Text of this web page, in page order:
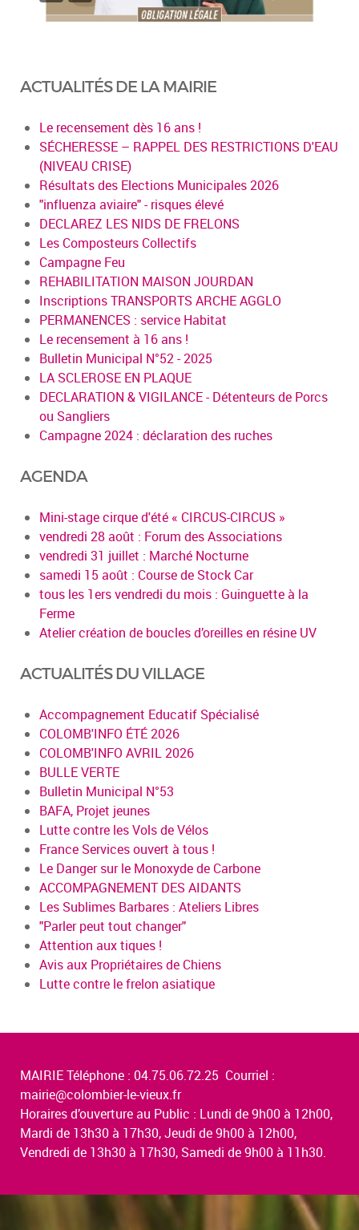
ACTUALITÉS DE LA MAIRIE
Le recensement dès 16 ans !
SÉCHERESSE – RAPPEL DES RESTRICTIONS D'EAU
(NIVEAU CRISE)
Résultats des Elections Municipales 2026
"influenza aviaire" - risques élevé
DECLAREZ LES NIDS DE FRELONS
Les Composteurs Collectifs
Campagne Feu
REHABILITATION MAISON JOURDAN
Inscriptions TRANSPORTS ARCHE AGGLO
PERMANENCES : service Habitat
Le recensement à 16 ans !
Bulletin Municipal N°52 - 2025
LA SCLEROSE EN PLAQUE
DECLARATION & VIGILANCE - Détenteurs de Porcs
ou Sangliers
Campagne 2024 : déclaration des ruches
AGENDA
Mini-stage cirque d'été « CIRCUS-CIRCUS »
vendredi 28 août : Forum des Associations
vendredi 31 juillet : Marché Nocturne
samedi 15 août : Course de Stock Car
tous les 1ers vendredi du mois : Guinguette à la
Ferme
Atelier création de boucles d’oreilles en résine UV
ACTUALITÉS DU VILLAGE
Accompagnement Educatif Spécialisé
COLOMB'INFO ÉTÉ 2026
COLOMB'INFO AVRIL 2026
BULLE VERTE
Bulletin Municipal N°53
BAFA, Projet jeunes
Lutte contre les Vols de Vélos
France Services ouvert à tous !
Le Danger sur le Monoxyde de Carbone
ACCOMPAGNEMENT DES AIDANTS
Les Sublimes Barbares : Ateliers Libres
"Parler peut tout changer"
Attention aux tiques !
Avis aux Propriétaires de Chiens
Lutte contre le frelon asiatique
MAIRIE Téléphone : 04.75.06.72.25 Courriel :
mairie@colombier-le-vieux.fr
Horaires d’ouverture au Public : Lundi de 9h00 à 12h00,
Mardi de 13h30 à 17h30, Jeudi de 9h00 à 12h00,
Vendredi de 13h30 à 17h30, Samedi de 9h00 à 11h30.